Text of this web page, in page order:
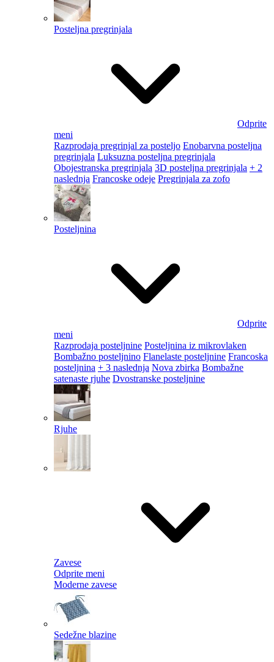
Posteljna pregrinjala
Odprite
meni
Razprodaja pregrinjal za posteljo Enobarvna posteljna
pregrinjala Luksuzna posteljna pregrinjala
Obojestranska pregrinjala 3D posteljna pregrinjala + 2
naslednja Francoske odeje Pregrinjala za zofo
Posteljnina
Odprite
meni
Razprodaja posteljnine Posteljnina iz mikrovlaken
Bombažno posteljnino Flanelaste posteljnine Francoska
posteljnina + 3 naslednja Nova zbirka Bombažne
satenaste rjuhe Dvostranske posteljnine
Rjuhe
Zavese
Odprite meni
Moderne zavese
Sedežne blazine